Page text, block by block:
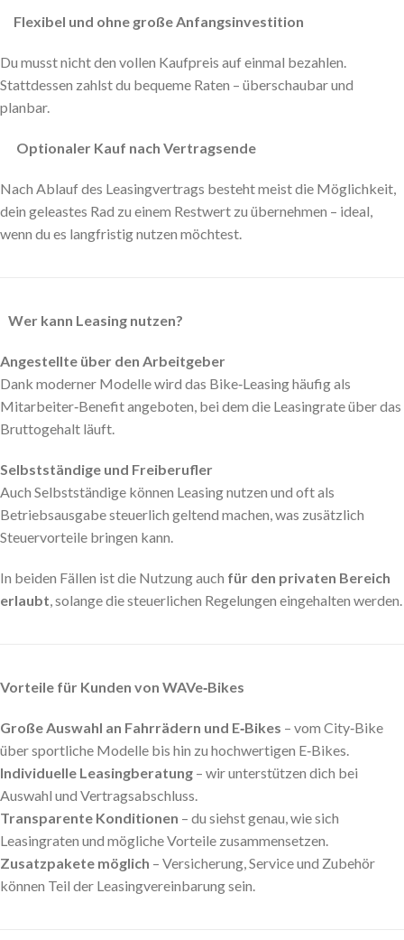
Flexibel und ohne große Anfangsinvestition
Du musst nicht den vollen Kaufpreis auf einmal bezahlen.
Stattdessen zahlst du bequeme Raten – überschaubar und
planbar.
Optionaler Kauf nach Vertragsende
Nach Ablauf des Leasingvertrags besteht meist die Möglichkeit,
dein geleastes Rad zu einem Restwert zu übernehmen – ideal,
wenn du es langfristig nutzen möchtest.
Wer kann Leasing nutzen?
Angestellte über den Arbeitgeber
Dank moderner Modelle wird das Bike‑Leasing häufig als
Mitarbeiter‑Benefit angeboten, bei dem die Leasingrate über das
Bruttogehalt läuft.
Selbstständige und Freiberufler
Auch Selbstständige können Leasing nutzen und oft als
Betriebsausgabe steuerlich geltend machen, was zusätzlich
Steuervorteile bringen kann.
In beiden Fällen ist die Nutzung auch für den privaten Bereich
erlaubt, solange die steuerlichen Regelungen eingehalten werden.
Vorteile für Kunden von WAVe‑Bikes
Große Auswahl an Fahrrädern und E‑Bikes – vom City‑Bike
über sportliche Modelle bis hin zu hochwertigen E‑Bikes.
Individuelle Leasingberatung – wir unterstützen dich bei
Auswahl und Vertragsabschluss.
Transparente Konditionen – du siehst genau, wie sich
Leasingraten und mögliche Vorteile zusammensetzen.
Zusatzpakete möglich – Versicherung, Service und Zubehör
können Teil der Leasingvereinbarung sein.